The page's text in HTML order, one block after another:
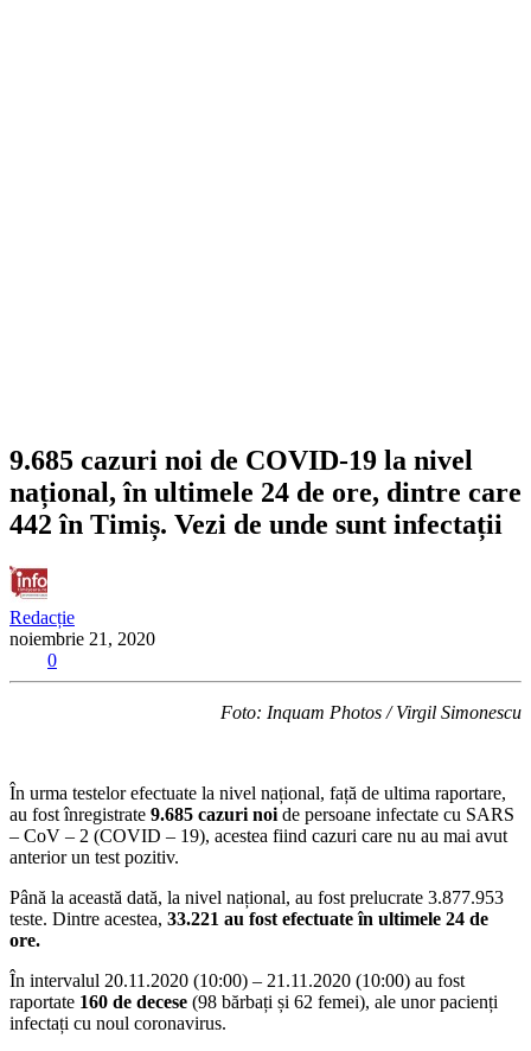
9.685 cazuri noi de COVID-19 la nivel
național, în ultimele 24 de ore, dintre care
442 în Timiș. Vezi de unde sunt infectații
Redacție
noiembrie 21, 2020
0
Foto: Inquam Photos / Virgil Simonescu
În urma testelor efectuate la nivel național, față de ultima raportare,
au fost înregistrate 9.685 cazuri noi de persoane infectate cu SARS
– CoV – 2 (COVID – 19), acestea fiind cazuri care nu au mai avut
anterior un test pozitiv.
Până la această dată, la nivel național, au fost prelucrate 3.877.953
teste. Dintre acestea, 33.221 au fost efectuate în ultimele 24 de
ore.
În intervalul 20.11.2020 (10:00) – 21.11.2020 (10:00) au fost
raportate 160 de decese (98 bărbați și 62 femei), ale unor pacienți
infectați cu noul coronavirus.